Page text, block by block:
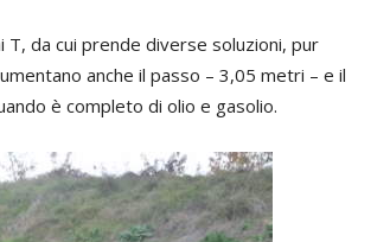
da cui prende diverse soluzioni, pur
anche il passo – 3,05 metri – e il
è completo di olio e gasolio.